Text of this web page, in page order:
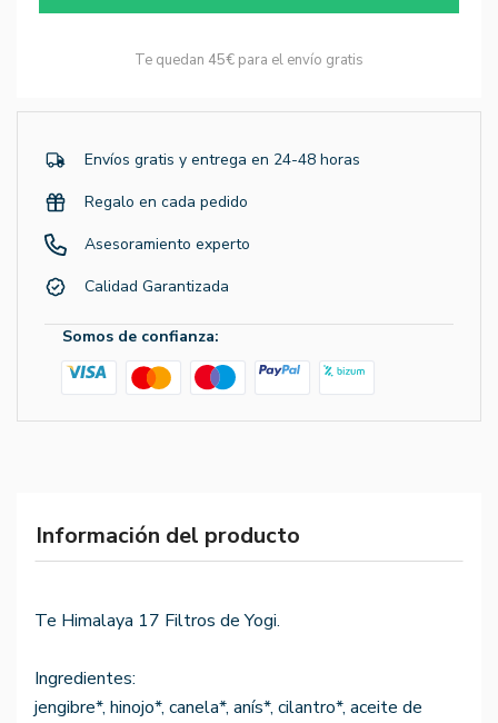
Te quedan 45€ para el envío gratis
Envíos gratis y entrega en 24-48 horas
Regalo en cada pedido
Asesoramiento experto
Calidad Garantizada
Somos de confianza:
Información del producto
Te Himalaya 17 Filtros de Yogi.
Ingredientes:
jengibre*, hinojo*, canela*, anís*, cilantro*, aceite de